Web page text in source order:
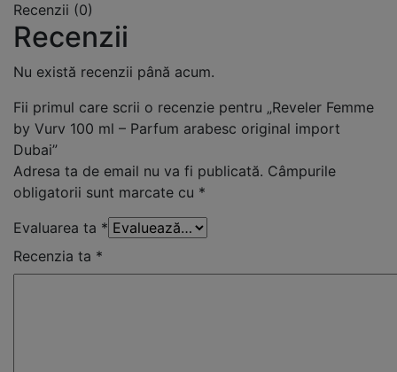
Recenzii (0)
Recenzii
Nu există recenzii până acum.
Fii primul care scrii o recenzie pentru „Reveler Femme
by Vurv 100 ml – Parfum arabesc original import
Dubai”
Adresa ta de email nu va fi publicată. Câmpurile
obligatorii sunt marcate cu *
Evaluarea ta *
Recenzia ta *